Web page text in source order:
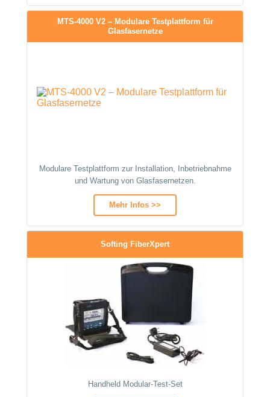
MTS-4000 V2 – Modulare Testplattform für
Glasfasernetze
Modulare Testplattform zur Installation, Inbetriebnahme
und Wartung von Glasfasernetzen.
Mehr Infos >>
Softing FiberXpert
Handheld Modular-Test-Set